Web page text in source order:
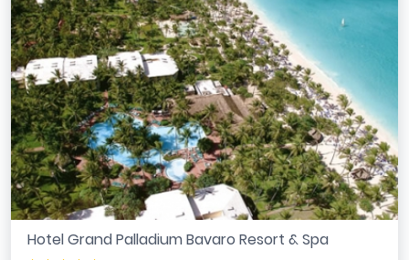
Hotel Grand Palladium Bavaro Resort & Spa